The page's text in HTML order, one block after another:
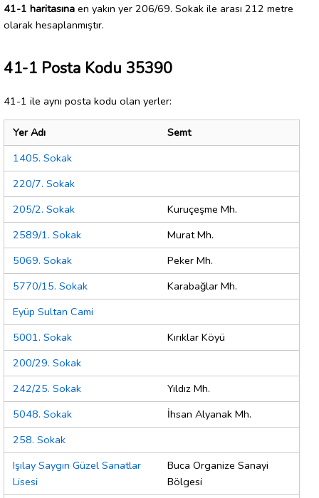
41-1 haritasına en yakın yer 206/69. Sokak ile arası 212 metre
olarak hesaplanmıştır.
41-1 Posta Kodu 35390
41-1 ile aynı posta kodu olan yerler:
Yer Adı
Semt
1405. Sokak
220/7. Sokak
205/2. Sokak
Kuruçeşme Mh.
2589/1. Sokak
Murat Mh.
5069. Sokak
Peker Mh.
5770/15. Sokak
Karabağlar Mh.
Eyüp Sultan Cami
5001. Sokak
Kırıklar Köyü
200/29. Sokak
242/25. Sokak
Yıldız Mh.
5048. Sokak
İhsan Alyanak Mh.
258. Sokak
Işılay Saygın Güzel Sanatlar
Lisesi
Buca Organize Sanayi
Bölgesi